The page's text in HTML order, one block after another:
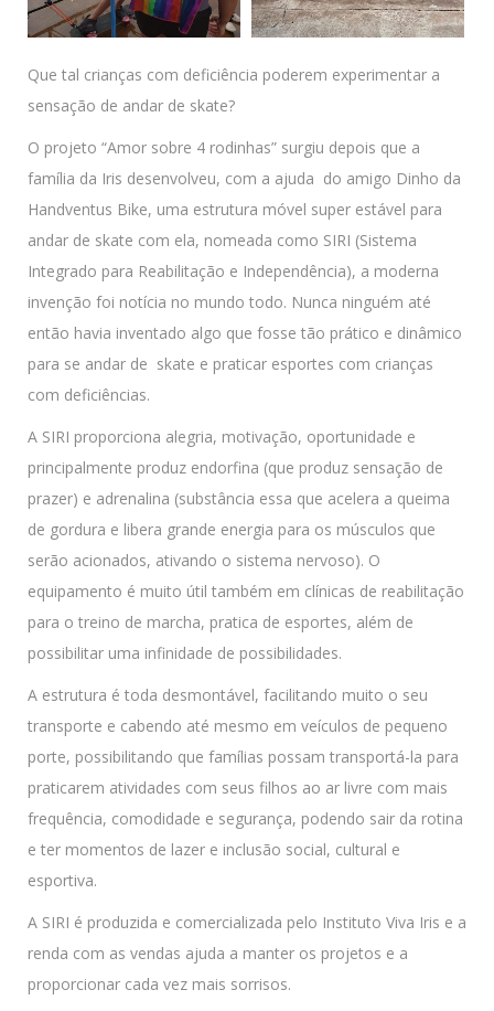
Que tal crianças com deficiência poderem experimentar a
sensação de andar de skate?
O projeto “Amor sobre 4 rodinhas” surgiu depois que a
família da Iris desenvolveu, com a ajuda do amigo Dinho da
Handventus Bike, uma estrutura móvel super estável para
andar de skate com ela, nomeada como SIRI (Sistema
Integrado para Reabilitação e Independência), a moderna
invenção foi notícia no mundo todo. Nunca ninguém até
então havia inventado algo que fosse tão prático e dinâmico
para se andar de skate e praticar esportes com crianças
com deficiências.
A SIRI proporciona alegria, motivação, oportunidade e
principalmente produz endorfina (que produz sensação de
prazer) e adrenalina (substância essa que acelera a queima
de gordura e libera grande energia para os músculos que
serão acionados, ativando o sistema nervoso). O
equipamento é muito útil também em clínicas de reabilitação
para o treino de marcha, pratica de esportes, além de
possibilitar uma infinidade de possibilidades.
A estrutura é toda desmontável, facilitando muito o seu
transporte e cabendo até mesmo em veículos de pequeno
porte, possibilitando que famílias possam transportá-la para
praticarem atividades com seus filhos ao ar livre com mais
frequência, comodidade e segurança, podendo sair da rotina
e ter momentos de lazer e inclusão social, cultural e
esportiva.
A SIRI é produzida e comercializada pelo Instituto Viva Iris e a
renda com as vendas ajuda a manter os projetos e a
proporcionar cada vez mais sorrisos.